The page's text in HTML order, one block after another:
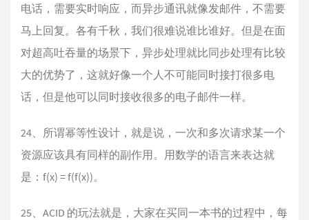
电话，需要实时响应，而异步通讯就像发邮件，不需要
马上回复。各有千秋，我们很难说谁比谁好。但是在面
对超高吐吞量的场景下，异步处理就比同步处理有比较
大的优势了，这就好像一个人不可能同时接打很多电
话，但是他可以同时接收很多的电子邮件一样。
24、所谓幂等性设计，就是说，一次和多次请求某一个
资源应该具有同样的副作用。用数学的语言来表达就
是：f(x) = f(f(x))。
25、ACID 的玩法就是，大家在买同一本书的过程中，每